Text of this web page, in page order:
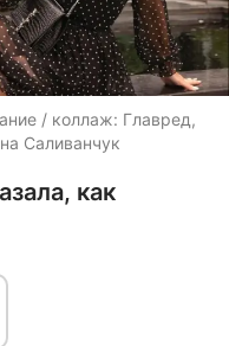
/ коллаж: Главред,
Саливанчук
как